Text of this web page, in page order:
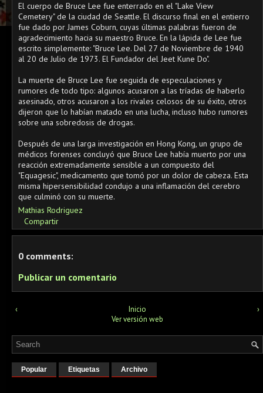
El cuerpo de Bruce Lee fue enterrado en el "Lake View
Cemetery" de la ciudad de Seattle. El discurso final en el entierro
fue dado por James Coburn, cuyas últimas palabras fueron de
agradecimiento hacia su maestro Bruce. En la lápida de Lee fue
escrito simplemente: "Bruce Lee. Del 27 de Noviembre de 1940
al 20 de Julio de 1973. El Fundador del Jeet Kune Do".
La muerte de Bruce Lee fue seguida de especulaciones y
rumores de todo tipo: algunos acusaron a las tríadas de haberlo
asesinado, otros acusaron a los rivales celosos de su éxito, otros
dijeron que lo habían matado en una lucha, incluso hubo rumores
sobre una sobredosis de drogas.
Después de una larga investigación en Hong Kong, un grupo de
médicos forenses concluyó que Bruce Lee había muerto por una
reacción extremadamente sensible a un compuesto del
"Equagesic", medicamento que tomó por un dolor de cabeza. Esta
misma hipersensibilidad condujo a una inflamación del cerebro
que culminó con su muerte.
Mathias Rodriguez
Compartir
0 comments:
Publicar un comentario
‹ ›
Inicio
Ver versión web
Popular Etiquetas Archivo